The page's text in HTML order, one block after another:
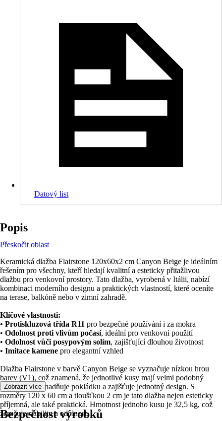
Datový list
Popis
Přeskočit oblast
Keramická dlažba Flairstone 120x60x2 cm Canyon Beige je ideálním
řešením pro všechny, kteří hledají kvalitní a esteticky přitažlivou
dlažbu pro venkovní prostory. Tato dlažba, vyrobená v Itálii, nabízí
kombinaci moderního designu a praktických vlastností, které oceníte
na terase, balkóně nebo v zimní zahradě.
Klíčové vlastnosti:
• Protiskluzová třída R11 pro bezpečné používání i za mokra
• Odolnost proti vlivům počasí, ideální pro venkovní použití
• Odolnost vůči posypovým solím, zajišťující dlouhou životnost
• Imitace kamene pro elegantní vzhled
Dlažba Flairstone v barvě Canyon Beige se vyznačuje nízkou hrou
barev (V1), což znamená, že jednotlivé kusy mají velmi podobný
vzhled, což usnadňuje pokládku a zajišťuje jednotný design. S
rozměry 120 x 60 cm a tloušťkou 2 cm je tato dlažba nejen esteticky
příjemná, ale také praktická. Hmotnost jednoho kusu je 32,5 kg, což
zaručuje stabilitu a odolnost.
Zobrazit více
Bezpečnost výrobků